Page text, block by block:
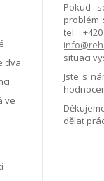
dva
ve
Pokud
problém
tel:
situaci
Jste s
dělat